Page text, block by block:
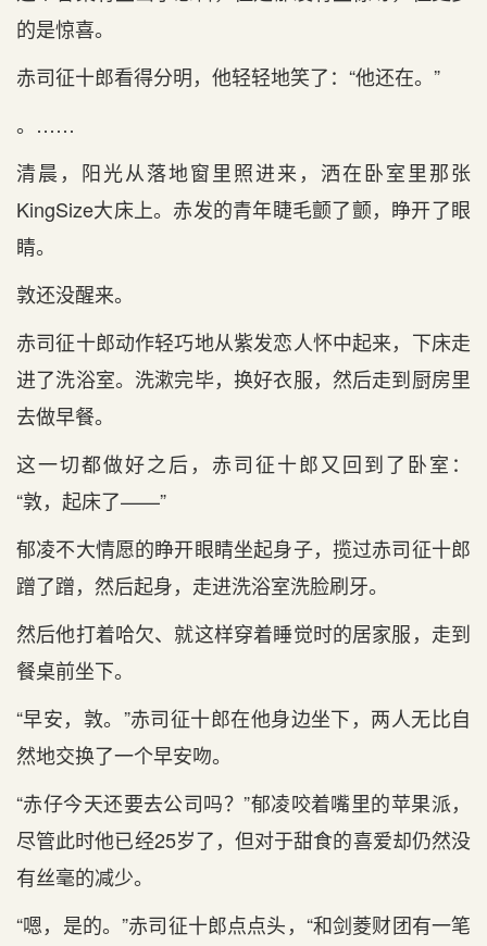
的是惊喜。
赤司征十郎看得分明，他轻轻地笑了：“他还在。”
。……
清晨，阳光从落地窗里照进来，洒在卧室里那张
KingSize大床上。赤发的青年睫毛颤了颤，睁开了眼
睛。
敦还没醒来。
赤司征十郎动作轻巧地从紫发恋人怀中起来，下床走
进了洗浴室。洗漱完毕，换好衣服，然后走到厨房里
去做早餐。
这一切都做好之后，赤司征十郎又回到了卧室：
“敦，起床了——”
郁凌不大情愿的睁开眼睛坐起身子，揽过赤司征十郎
蹭了蹭，然后起身，走进洗浴室洗脸刷牙。
然后他打着哈欠、就这样穿着睡觉时的居家服，走到
餐桌前坐下。
“早安，敦。”赤司征十郎在他身边坐下，两人无比自
然地交换了一个早安吻。
“赤仔今天还要去公司吗？”郁凌咬着嘴里的苹果派，
尽管此时他已经25岁了，但对于甜食的喜爱却仍然没
有丝毫的减少。
“嗯，是的。”赤司征十郎点点头，“和剑菱财团有一笔